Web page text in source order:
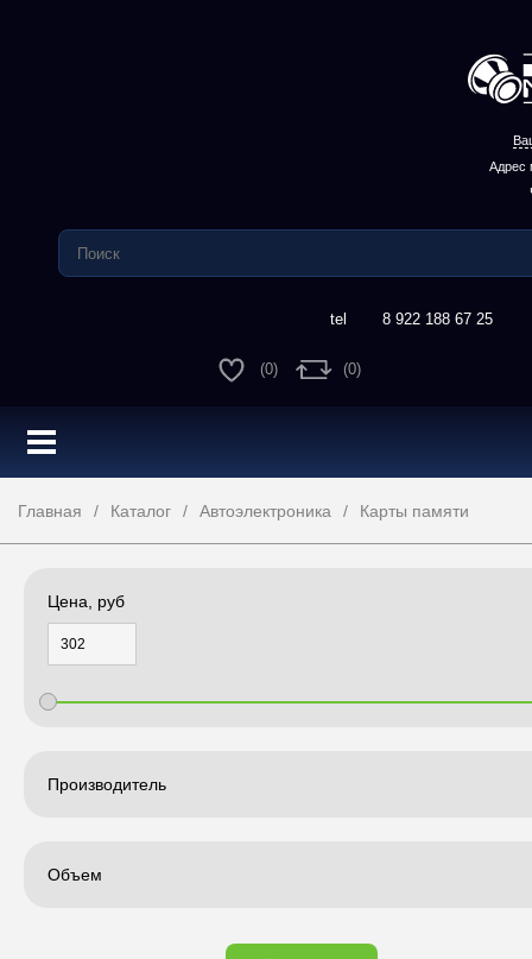
Адрес
8 922 188 67 25
(0) (0)
Главная Каталог Автоэлектроника Карты памяти
Цена, руб
Производитель
Объем